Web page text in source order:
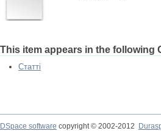
This item appears in the following
Статті
DSpace software copyright © 2002-2012